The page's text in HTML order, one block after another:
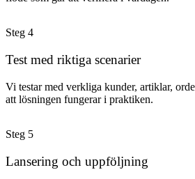
Steg 4
Test med riktiga scenarier
Vi testar med verkliga kunder, artiklar,
att lösningen fungerar i praktiken.
Steg 5
Lansering och uppföljning